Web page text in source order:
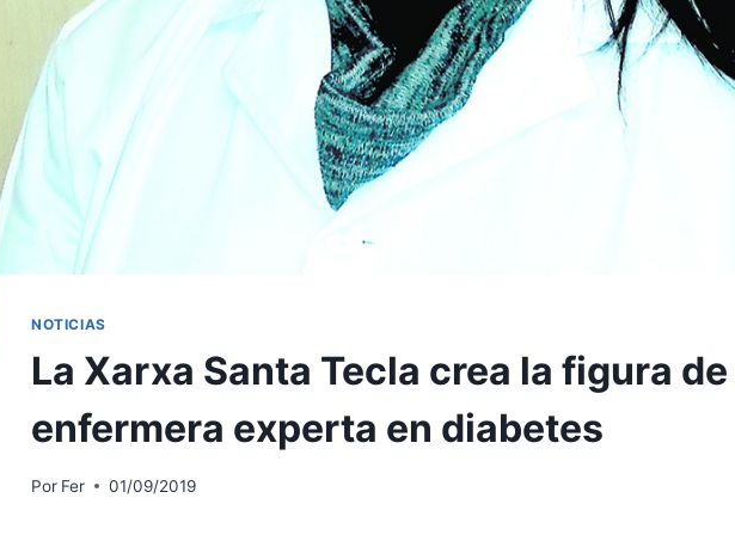
NOTICIAS
La Xarxa Santa Tecla crea la figura
enfermera experta en diabetes
Por Fer 01/09/2019